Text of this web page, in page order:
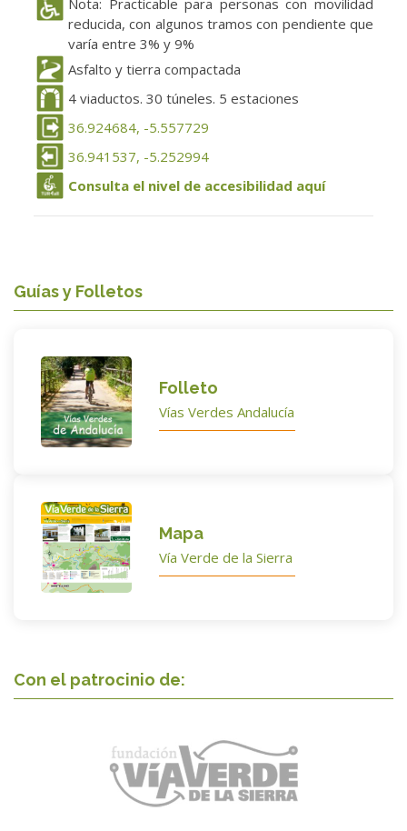
reducida, con algunos tramos con pendiente que
varía entre 3% y 9%
Asfalto y tierra compactada
4 viaductos. 30 túneles. 5 estaciones
36.924684, -5.557729
36.941537, -5.252994
Consulta el nivel de accesibilidad aquí
Guías y Folletos
Folleto
Vías Verdes Andalucía
Mapa
Vía Verde de la Sierra
Con el patrocinio de: